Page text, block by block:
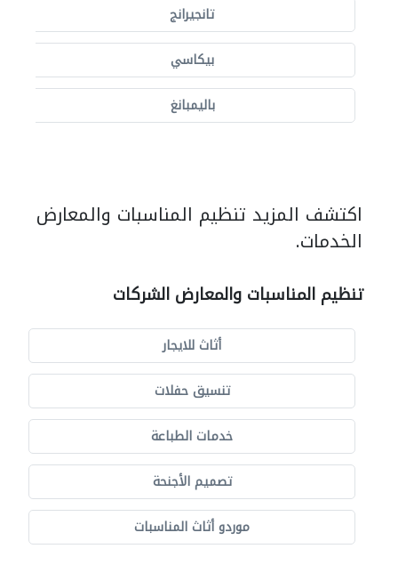
تانجيرانج
بيكاسي
باليمبانغ
اكتشف المزيد تنظيم المناسبات والمعارض
الخدمات.
تنظيم المناسبات والمعارض الشركات
أثاث للايجار
تنسيق حفلات
خدمات الطباعة
تصميم الأجنحة
موردو أثاث المناسبات